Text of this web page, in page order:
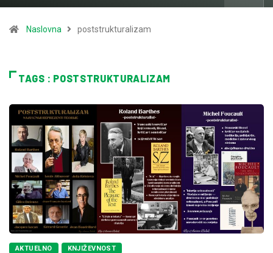
Naslovna poststrukturalizam
TAGS : POSTSTRUKTURALIZAM
AKTUELNO KNJIŽEVNOST